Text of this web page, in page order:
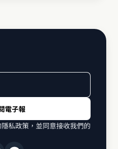
私政策，並同意接收我們的